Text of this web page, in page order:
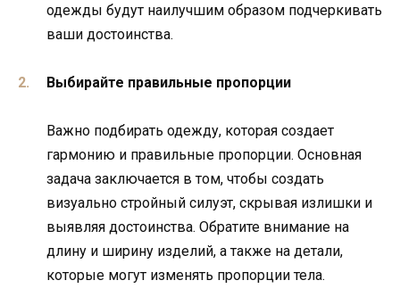
одежды будут наилучшим образом подчеркивать
ваши достоинства.
Выбирайте правильные пропорции
Важно подбирать одежду, которая создает
гармонию и правильные пропорции. Основная
задача заключается в том, чтобы создать
визуально стройный силуэт, скрывая излишки и
выявляя достоинства. Обратите внимание на
длину и ширину изделий, а также на детали,
которые могут изменять пропорции тела.